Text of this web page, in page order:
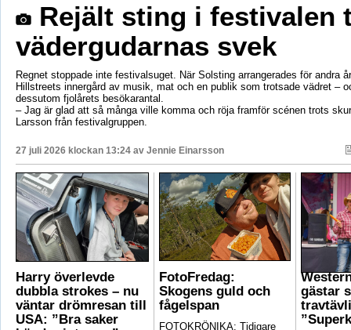
Rejält sting i festivalen
vädergudarnas svek
Regnet stoppade inte festivalsuget. När Solsting arrangerades för andra
Hillstreets innergård av musik, mat och en publik som trotsade vädret –
dessutom fjolårets besökarantal.
– Jag är glad att så många ville komma och röja framför scénen trots
Larsson från festivalgruppen.
27 juli 2026 klockan 13:24 av Jennie Einarsson
Harry överlevde
dubbla strokes – nu
väntar drömresan till
USA: ”Bra saker
FotoFredag:
Skogens guld och
fågelspan
FOTOKRÖNIKA: Tidigare
gästar